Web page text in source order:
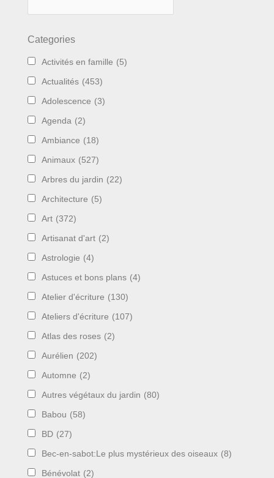
Categories
Activités en famille (5)
Actualités (453)
Adolescence (3)
Agenda (2)
Ambiance (18)
Animaux (527)
Arbres du jardin (22)
Architecture (5)
Art (372)
Artisanat d'art (2)
Astrologie (4)
Astuces et bons plans (4)
Atelier d'écriture (130)
Ateliers d'écriture (107)
Atlas des roses (2)
Aurélien (202)
Automne (2)
Autres végétaux du jardin (80)
Babou (58)
BD (27)
Bec-en-sabot:Le plus mystérieux des oiseaux (8)
Bénévolat (2)